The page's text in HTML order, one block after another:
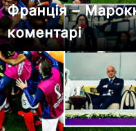
Франція –
коментарі